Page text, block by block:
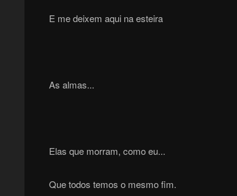
E me deixem aqui na esteira
As almas...
Elas que morram, como eu...
Que todos temos o mesmo fim.